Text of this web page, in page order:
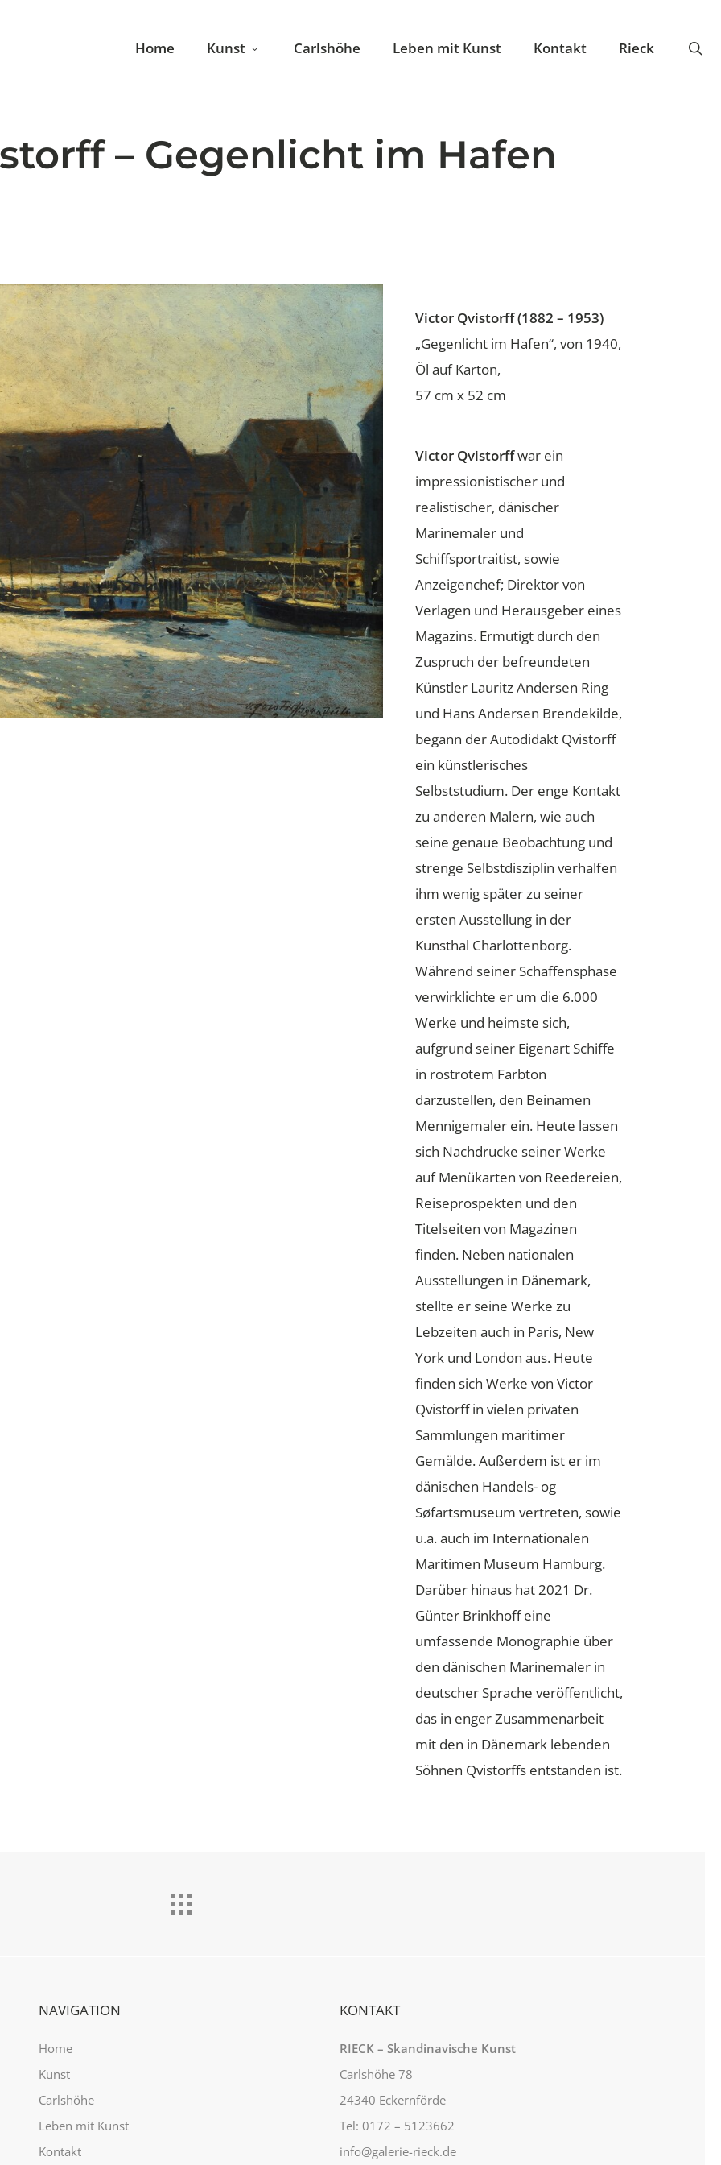
Home Kunst Carlshöhe Leben mit Kunst Kontakt Rieck
– Gegenlicht im Hafen
Victor Qvistorff (1882 – 1953)
„Gegenlicht im Hafen“, von 1940,
Öl auf Karton,
57 cm x 52 cm
Victor Qvistorffwar ein
impressionistischer und
realistischer, dänischer
Marinemaler und
Schiffsportraitist, sowie
Anzeigenchef; Direktor von
Verlagen und Herausgeber eines
Magazins. Ermutigt durch den
Zuspruch der befreundeten
Künstler Lauritz Andersen Ring
und Hans Andersen Brendekilde,
begann der Autodidakt Qvistorff
ein künstlerisches
Selbststudium. Der enge Kontakt
zu anderen Malern, wie auch
seine genaue Beobachtung und
strenge Selbstdisziplin verhalfen
ihm wenig später zu seiner
ersten Ausstellung in der
Kunsthal Charlottenborg.
Während seiner Schaffensphase
verwirklichte er um die 6.000
Werke und heimste sich,
aufgrund seiner Eigenart Schiffe
in rostrotem Farbton
darzustellen, den Beinamen
Mennigemaler ein. Heute lassen
sich Nachdrucke seiner Werke
auf Menükarten von Reedereien,
Reiseprospekten und den
Titelseiten von Magazinen
finden. Neben nationalen
Ausstellungen in Dänemark,
stellte er seine Werke zu
Lebzeiten auch in Paris, New
York und London aus. Heute
finden sich Werke von Victor
Qvistorff in vielen privaten
Sammlungen maritimer
Gemälde. Außerdem ist er im
dänischen Handels- og
Søfartsmuseum vertreten, sowie
u.a. auch im Internationalen
Maritimen Museum Hamburg.
Darüber hinaus hat 2021 Dr.
Günter Brinkhoff eine
umfassende Monographie über
den dänischen Marinemaler in
deutscher Sprache veröffentlicht,
das in enger Zusammenarbeit
mit den in Dänemark lebenden
Söhnen Qvistorffs entstanden ist.
NAVIGATION
Home
Kunst
Carlshöhe
Leben mit Kunst
Kontakt
KONTAKT
RIECK – Skandinavische Kunst
Carlshöhe 78
24340 Eckernförde
Tel: 0172 – 5123662
info@galerie-rieck.de